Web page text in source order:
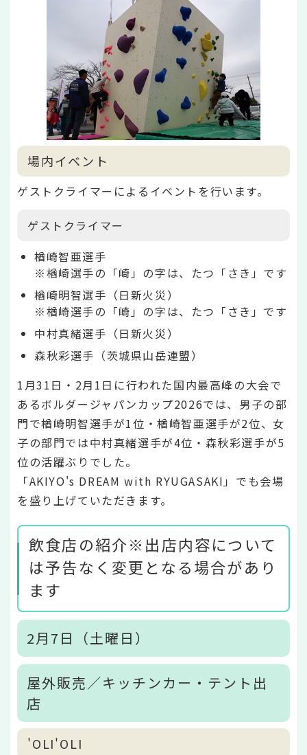
場内イベント
ゲストクライマーによるイベントを行います。
ゲストクライマー
楢崎智亜選手
※楢崎選手の「崎」の字は、たつ「さき」です
楢崎明智選手（日新火災）
※楢崎選手の「崎」の字は、たつ「さき」です
中村真緒選手（日新火災）
森秋彩選手（茨城県山岳連盟）
1月31日・2月1日に行われた国内最高峰の大会で
あるボルダージャパンカップ2026では、男子の部
門で楢崎明智選手が1位・楢崎智亜選手が2位、女
子の部門では中村真緒選手が4位・森秋彩選手が5
位の活躍ぶりでした。
「AKIYO's DREAM with RYUGASAKI」でも会場
を盛り上げていただきます。
飲食店の紹介※出店内容について
は予告なく変更となる場合があり
ます
2月7日（土曜日）
屋外販売／キッチンカー・テント出
店
'OLI'OLI